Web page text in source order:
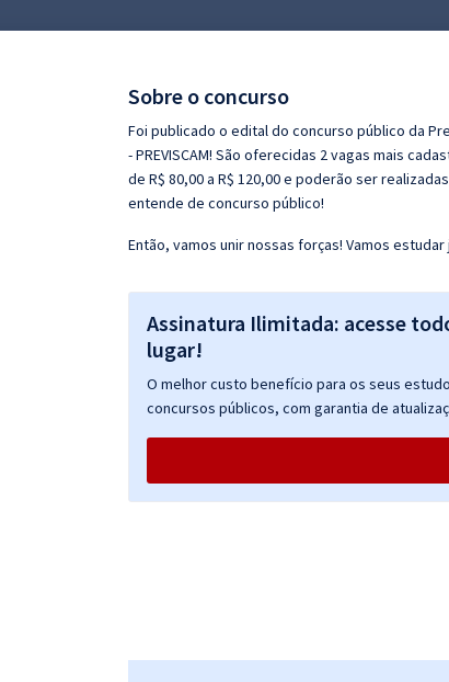
Sobre o concurso
Foi publicado o edital do concurso público da
- PREVISCAM! São oferecidas 2 vagas mais
de R$ 80,00 a R$ 120,00 e poderão ser
entende de concurso público!
Então, vamos unir nossas forças! Vamos estudar
Assinatura Ilimitada: acesse
lugar!
O melhor custo benefício para os seus
concursos públicos, com garantia de